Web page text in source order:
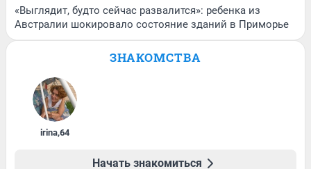
«Выглядит, будто сейчас развалится»: ребенка из
Австралии шокировало состояние зданий в Приморье
ЗНАКОМСТВА
irina,64
Начать знакомиться